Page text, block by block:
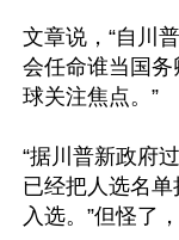
文章说，“自川
会任命谁当国
球关注焦点。”
“据川普新政府
已经把人选名
入选。”但怪了